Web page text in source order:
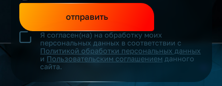
отправить
Я согласен(на) на обработку моих
персональных данных в соответствии с
Политикой обработки персональных данных
и Пользовательским соглашением данного
сайта.